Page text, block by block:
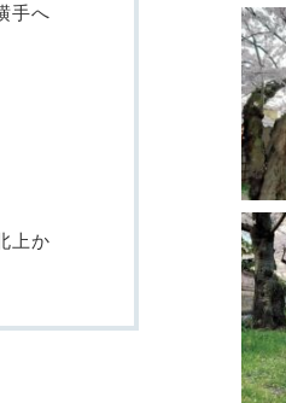
手へ
上か